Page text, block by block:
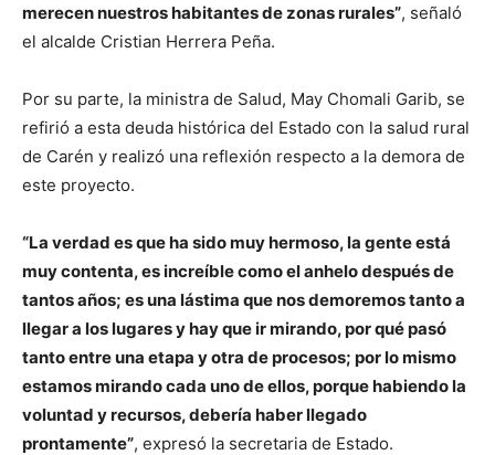
merecen nuestros habitantes de zonas rurales”, señaló
el alcalde Cristian Herrera Peña.
Por su parte, la ministra de Salud, May Chomali Garib, se
refirió a esta deuda histórica del Estado con la salud rural
de Carén y realizó una reflexión respecto a la demora de
este proyecto.
“La verdad es que ha sido muy hermoso, la gente está
muy contenta, es increíble como el anhelo después de
tantos años; es una lástima que nos demoremos tanto a
llegar a los lugares y hay que ir mirando, por qué pasó
tanto entre una etapa y otra de procesos; por lo mismo
estamos mirando cada uno de ellos, porque habiendo la
voluntad y recursos, debería haber llegado
prontamente”, expresó la secretaria de Estado.